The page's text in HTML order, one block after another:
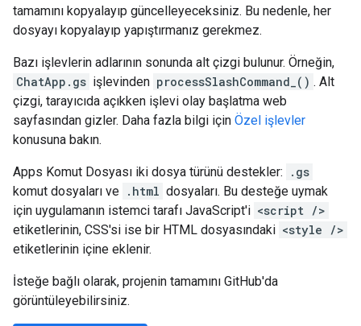
tamamını kopyalayıp güncelleyeceksiniz. Bu nedenle, her
dosyayı kopyalayıp yapıştırmanız gerekmez.
Bazı işlevlerin adlarının sonunda alt çizgi bulunur. Örneğin,
ChatApp.gs işlevinden processSlashCommand_() . Alt
çizgi, tarayıcıda açıkken işlevi olay başlatma web
sayfasından gizler. Daha fazla bilgi için Özel işlevler
konusuna bakın.
Apps Komut Dosyası iki dosya türünü destekler:
.gs
komut dosyaları ve .html dosyaları. Bu desteğe uymak
için uygulamanın istemci tarafı JavaScript'i <script />
etiketlerinin, CSS'si ise bir HTML dosyasındaki <style />
etiketlerinin içine eklenir.
İsteğe bağlı olarak, projenin tamamını GitHub'da
görüntüleyebilirsiniz.